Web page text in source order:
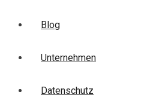
Blog
Unternehmen
Datenschutz